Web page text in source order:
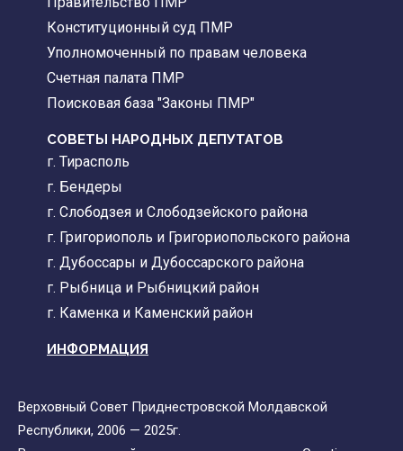
Конституционный суд ПМР
Уполномоченный по правам человека
Счетная палата ПМР
Поисковая база "Законы ПМР"
СОВЕТЫ НАРОДНЫХ ДЕПУТАТОВ
г. Тирасполь
г. Бендеры
г. Слободзея и Слободзейского района
г. Григориополь и Григориопольского района
г. Дубоссары и Дубоссарского района
г. Рыбница и Рыбницкий район
г. Каменка и Каменский район
ИНФОРМАЦИЯ
Верховный Совет Приднестровской Молдавской
Республики, 2006 — 2025г.